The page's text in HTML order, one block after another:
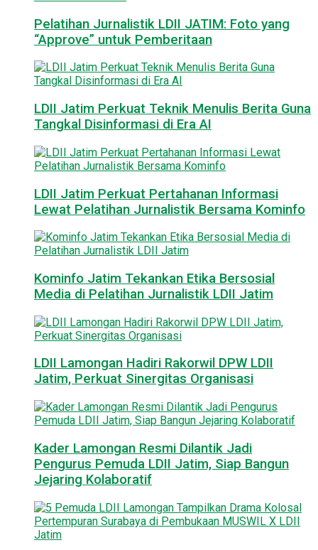
Pelatihan Jurnalistik LDII JATIM: Foto yang
“Approve” untuk Pemberitaan
LDII Jatim Perkuat Teknik Menulis Berita Guna
Tangkal Disinformasi di Era AI
LDII Jatim Perkuat Pertahanan Informasi
Lewat Pelatihan Jurnalistik Bersama Kominfo
Kominfo Jatim Tekankan Etika Bersosial
Media di Pelatihan Jurnalistik LDII Jatim
LDII Lamongan Hadiri Rakorwil DPW LDII
Jatim, Perkuat Sinergitas Organisasi
Kader Lamongan Resmi Dilantik Jadi
Pengurus Pemuda LDII Jatim, Siap Bangun
Jejaring Kolaboratif